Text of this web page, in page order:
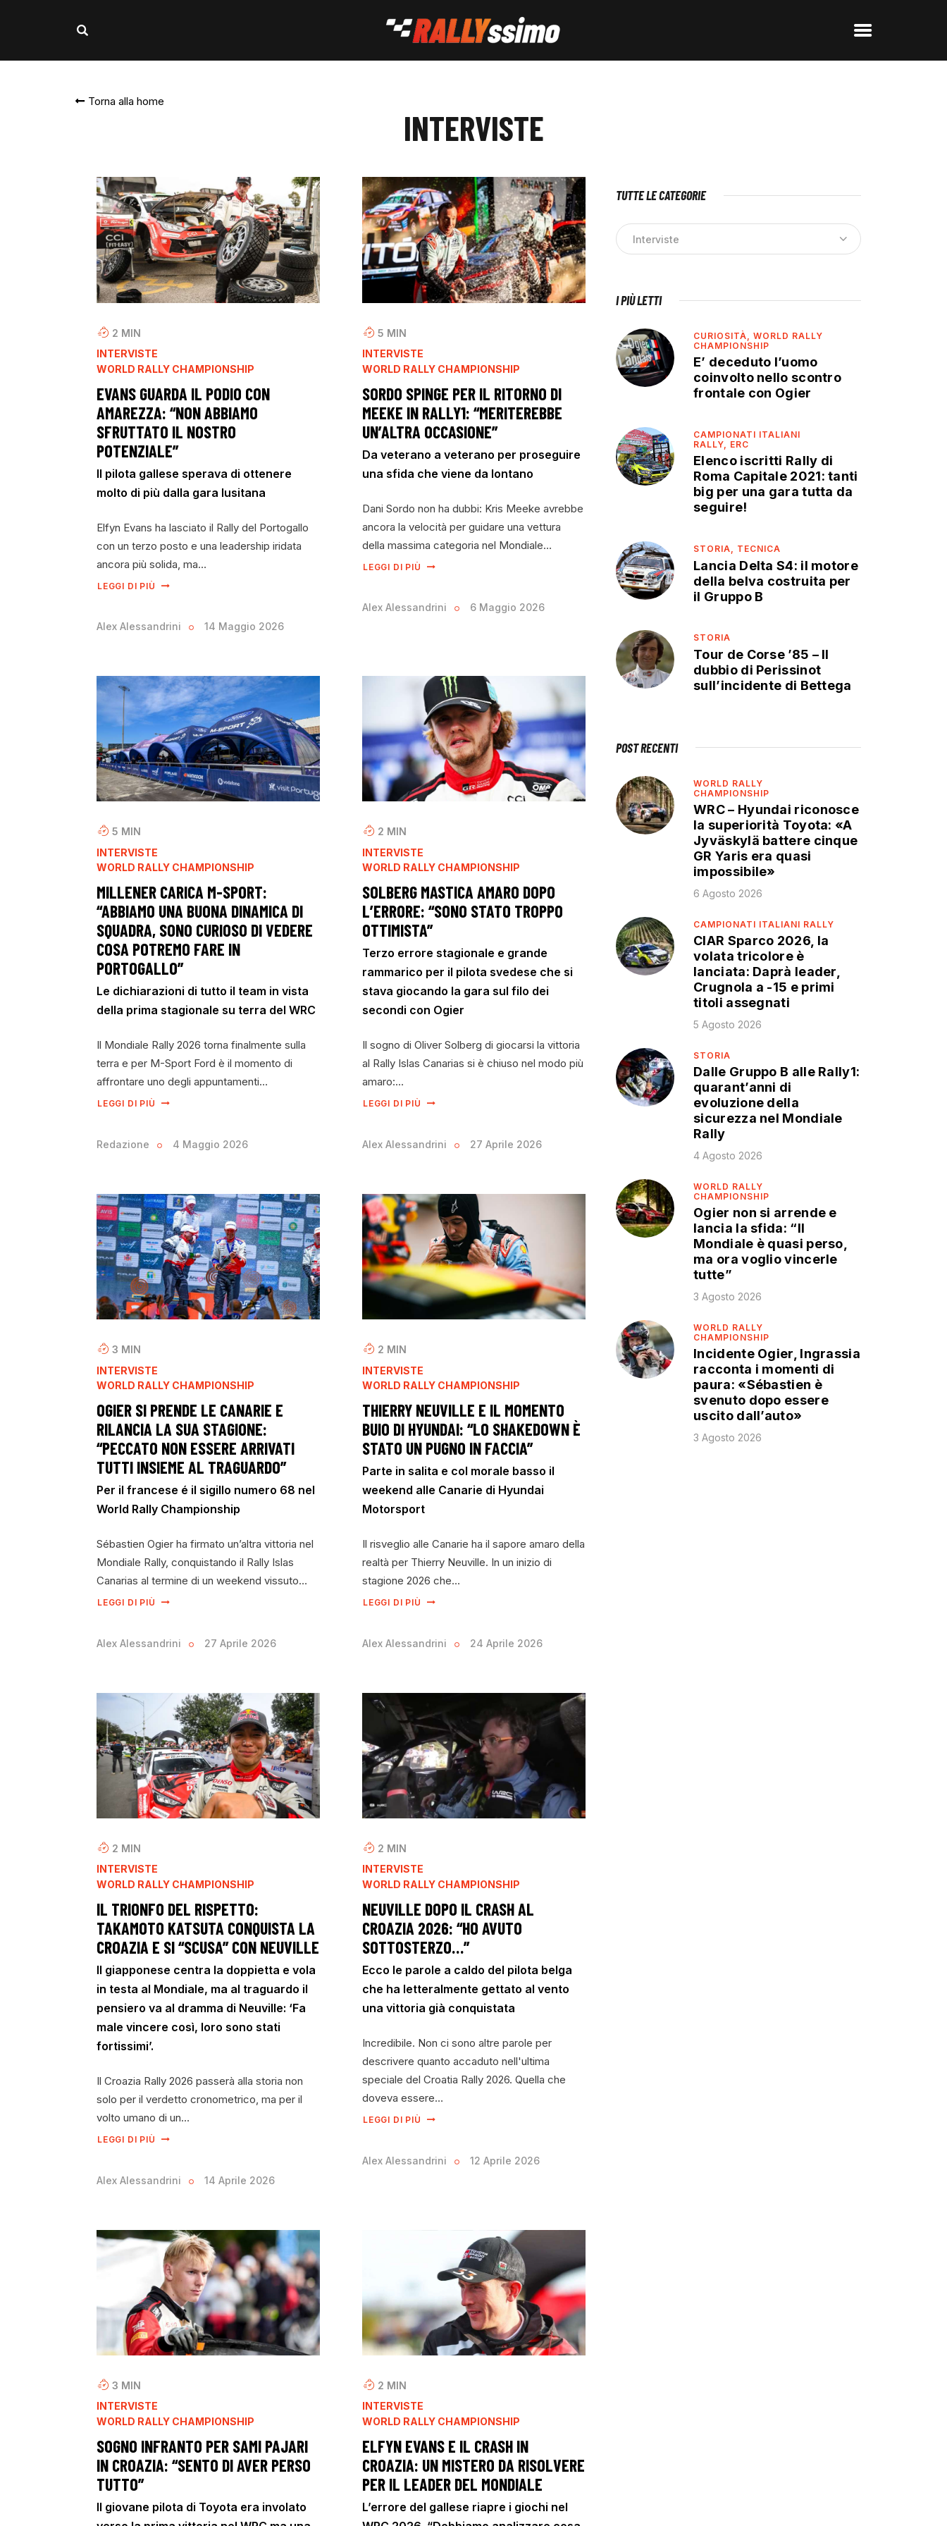
Torna alla home
INTERVISTE
2 MIN
INTERVISTE
WORLD RALLY CHAMPIONSHIP
EVANS GUARDA IL PODIO CON
AMAREZZA: “NON ABBIAMO
SFRUTTATO IL NOSTRO
POTENZIALE”
Il pilota gallese sperava di ottenere
molto di più dalla gara lusitana
Elfyn Evans ha lasciato il Rally del Portogallo
con un terzo posto e una leadership iridata
ancora più solida, ma…
LEGGI DI PIÙ
Alex Alessandrini 14 Maggio 2026
5 MIN
INTERVISTE
WORLD RALLY CHAMPIONSHIP
SORDO SPINGE PER IL RITORNO DI
MEEKE IN RALLY1: “MERITEREBBE
UN’ALTRA OCCASIONE”
Da veterano a veterano per proseguire
una sfida che viene da lontano
Dani Sordo non ha dubbi: Kris Meeke avrebbe
ancora la velocità per guidare una vettura
della massima categoria nel Mondiale…
LEGGI DI PIÙ
Alex Alessandrini 6 Maggio 2026
5 MIN
INTERVISTE
WORLD RALLY CHAMPIONSHIP
MILLENER CARICA M-SPORT:
“ABBIAMO UNA BUONA DINAMICA DI
SQUADRA, SONO CURIOSO DI VEDERE
COSA POTREMO FARE IN
PORTOGALLO”
Le dichiarazioni di tutto il team in vista
della prima stagionale su terra del WRC
Il Mondiale Rally 2026 torna finalmente sulla
terra e per M-Sport Ford è il momento di
affrontare uno degli appuntamenti…
LEGGI DI PIÙ
Redazione 4 Maggio 2026
2 MIN
INTERVISTE
WORLD RALLY CHAMPIONSHIP
SOLBERG MASTICA AMARO DOPO
L’ERRORE: “SONO STATO TROPPO
OTTIMISTA”
Terzo errore stagionale e grande
rammarico per il pilota svedese che si
stava giocando la gara sul filo dei
secondi con Ogier
Il sogno di Oliver Solberg di giocarsi la vittoria
al Rally Islas Canarias si è chiuso nel modo più
amaro:…
LEGGI DI PIÙ
Alex Alessandrini 27 Aprile 2026
3 MIN
INTERVISTE
WORLD RALLY CHAMPIONSHIP
OGIER SI PRENDE LE CANARIE E
RILANCIA LA SUA STAGIONE:
“PECCATO NON ESSERE ARRIVATI
TUTTI INSIEME AL TRAGUARDO”
Per il francese é il sigillo numero 68 nel
World Rally Championship
Sébastien Ogier ha firmato un’altra vittoria nel
Mondiale Rally, conquistando il Rally Islas
Canarias al termine di un weekend vissuto…
LEGGI DI PIÙ
Alex Alessandrini 27 Aprile 2026
2 MIN
INTERVISTE
WORLD RALLY CHAMPIONSHIP
THIERRY NEUVILLE E IL MOMENTO
BUIO DI HYUNDAI: “LO SHAKEDOWN È
STATO UN PUGNO IN FACCIA”
Parte in salita e col morale basso il
weekend alle Canarie di Hyundai
Motorsport
Il risveglio alle Canarie ha il sapore amaro della
realtà per Thierry Neuville. In un inizio di
stagione 2026 che…
LEGGI DI PIÙ
Alex Alessandrini 24 Aprile 2026
2 MIN
INTERVISTE
WORLD RALLY CHAMPIONSHIP
IL TRIONFO DEL RISPETTO:
TAKAMOTO KATSUTA CONQUISTA LA
CROAZIA E SI “SCUSA” CON NEUVILLE
Il giapponese centra la doppietta e vola
in testa al Mondiale, ma al traguardo il
pensiero va al dramma di Neuville: ‘Fa
male vincere così, loro sono stati
fortissimi’.
Il Croazia Rally 2026 passerà alla storia non
solo per il verdetto cronometrico, ma per il
volto umano di un…
LEGGI DI PIÙ
Alex Alessandrini 14 Aprile 2026
2 MIN
INTERVISTE
WORLD RALLY CHAMPIONSHIP
NEUVILLE DOPO IL CRASH AL
CROAZIA 2026: “HO AVUTO
SOTTOSTERZO…”
Ecco le parole a caldo del pilota belga
che ha letteralmente gettato al vento
una vittoria già conquistata
Incredibile. Non ci sono altre parole per
descrivere quanto accaduto nell'ultima
speciale del Croatia Rally 2026. Quella che
doveva essere…
LEGGI DI PIÙ
Alex Alessandrini 12 Aprile 2026
3 MIN
INTERVISTE
WORLD RALLY CHAMPIONSHIP
SOGNO INFRANTO PER SAMI PAJARI
IN CROAZIA: “SENTO DI AVER PERSO
TUTTO”
Il giovane pilota di Toyota era involato
2 MIN
INTERVISTE
WORLD RALLY CHAMPIONSHIP
ELFYN EVANS E IL CRASH IN
CROAZIA: UN MISTERO DA RISOLVERE
PER IL LEADER DEL MONDIALE
L’errore del gallese riapre i giochi nel
TUTTE LE CATEGORIE
I PIÙ LETTI
CURIOSITÀ,WORLD RALLY
CHAMPIONSHIP
E’ deceduto l’uomo
coinvolto nello scontro
frontale con Ogier
CAMPIONATI ITALIANI
RALLY, ERC
Elenco iscritti Rally di
Roma Capitale 2021: tanti
big per una gara tutta da
seguire!
STORIA, TECNICA
Lancia Delta S4: il motore
della belva costruita per
il Gruppo B
STORIA
Tour de Corse ’85 – Il
dubbio di Perissinot
sull’incidente di Bettega
POST RECENTI
WORLD RALLY
CHAMPIONSHIP
WRC – Hyundai riconosce
la superiorità Toyota: «A
Jyväskylä battere cinque
GR Yaris era quasi
impossibile»
6 Agosto 2026
CAMPIONATI ITALIANI RALLY
CIAR Sparco 2026, la
volata tricolore è
lanciata: Daprà leader,
Crugnola a -15 e primi
titoli assegnati
5 Agosto 2026
STORIA
Dalle Gruppo B alle Rally1:
quarant’anni di
evoluzione della
sicurezza nel Mondiale
Rally
4 Agosto 2026
WORLD RALLY
CHAMPIONSHIP
Ogier non si arrende e
lancia la sfida: “Il
Mondiale è quasi perso,
ma ora voglio vincerle
tutte”
3 Agosto 2026
WORLD RALLY
CHAMPIONSHIP
Incidente Ogier, Ingrassia
racconta i momenti di
paura: «Sébastien è
svenuto dopo essere
uscito dall’auto»
3 Agosto 2026